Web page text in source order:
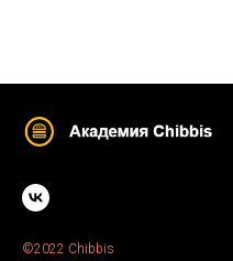
©2022 Chibbis